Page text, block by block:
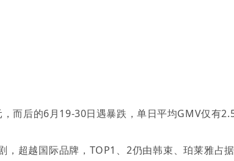
而后的6月19-30日遇暴跌，单日平均GMV仅有2.5
超越国际品牌，TOP1、2仍由韩束、珀莱雅占